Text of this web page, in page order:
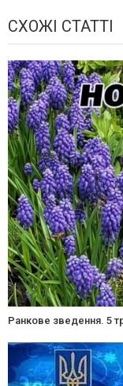
СХОЖІ СТАТТІ
Ранкове зведення. 5